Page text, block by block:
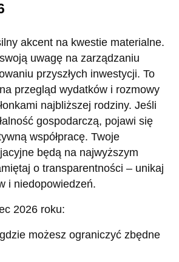
akcent na kwestie materialne.
uwagę na zarządzaniu
przyszłych inwestycji. To
przegląd wydatków i rozmowy
najbliższej rodziny. Jeśli
gospodarczą, pojawi się
współpracę. Twoje
będą na najwyższym
o transparentności – unikaj
i niedopowiedzeń.
2026 roku:
możesz ograniczyć zbędne